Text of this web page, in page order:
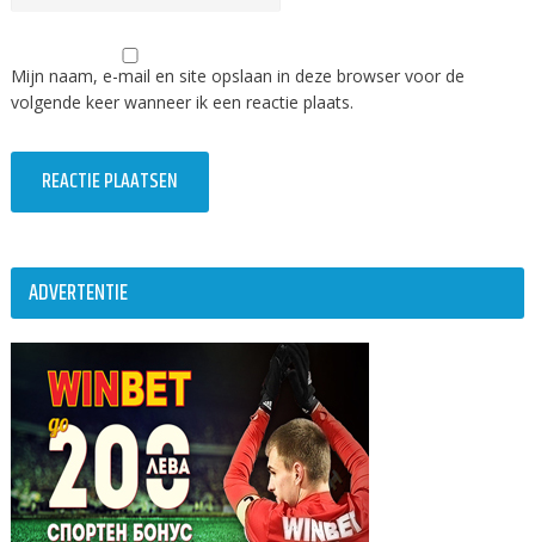
Mijn naam, e-mail en site opslaan in deze browser voor de
volgende keer wanneer ik een reactie plaats.
ADVERTENTIE